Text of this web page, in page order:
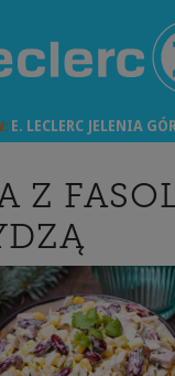
E. LECLERC JELENIA
Z